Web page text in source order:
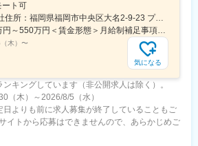
定める業務
ート可
＜勤務地詳細＞本社住所：福岡県福岡市中央区大名2-9-23 プリオ福岡ビル勤務地最寄駅：地下鉄空港線／天神駅受動喫煙対策：屋内全面禁煙変更の範囲：会社の定める事業所
＜予定年収＞320万円～550万円＜賃金形態＞月給制補足事項なし＜賃金内訳＞月額（基本給）：200,000円～246,000円その他固定手当/月：20,000円～110,000円＜月給＞220,000円～356,000円＜昇給有無＞有＜残業手当＞有＜給与補足＞※実際の年収は面談・面接後に経歴や能力に応じて決定します※求人票の想定年収に当てはまらないケースも発生する可能性があります賞与年2回（2025年度実績4.4ヶ月）、昇給年1回住宅補助手当、家族手当、残業手当、休日出勤手当など賃金はあくまでも目安の金額であり、選考を通じて上下する可能性があります。月給(月額)は固定手当を含めた表記です。
木） 〜
気になる
キングしています（非公開求人は除く）。
（木）～2026/8/5（水）
よりも前に求人募集が終了していることもご
イトから応募はできませんので、あらかじめご